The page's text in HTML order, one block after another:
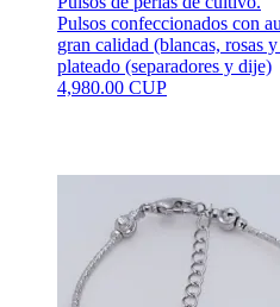
Pulsos confeccionados con
gran calidad (blancas, rosas
plateado (separadores y dije)
4,980.00 CUP